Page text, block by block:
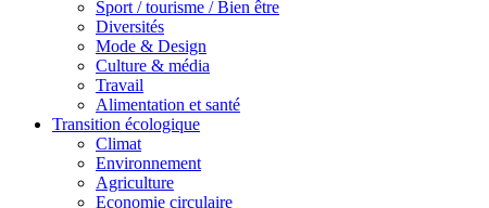
Sport / tourisme / Bien être
Diversités
Mode & Design
Culture & média
Travail
Alimentation et santé
Transition écologique
Climat
Environnement
Agriculture
Economie circulaire